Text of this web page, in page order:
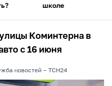
школе
Коминтерна в
с 16 июня
новостей ТСН24